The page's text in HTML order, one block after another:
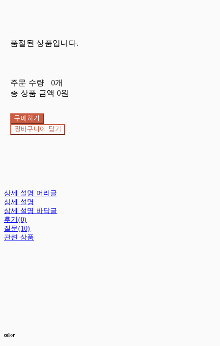
품절된 상품입니다.
주문 수량
0개
총 상품 금액 0원
구매하기
장바구니에 담기
상세 설명 머리글
상세 설명
상세 설명 바닥글
후기(0)
질문(10)
관련 상품
color